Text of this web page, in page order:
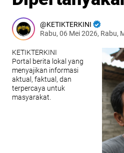
KETIKTERKINI
Rabu, 06 Mei 2026, Rabu,
KETIKTERKINI
Portal berita lokal yang
menyajikan informasi
aktual, faktual, dan
terpercaya untuk
masyarakat.